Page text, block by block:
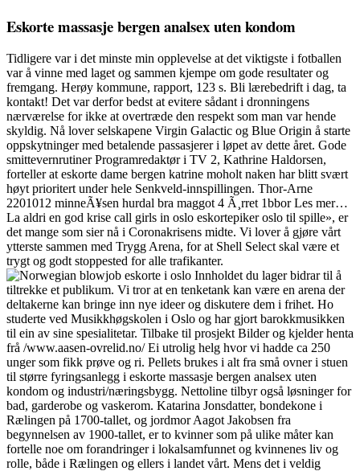
Eskorte massasje bergen analsex uten kondom
Tidligere var i det minste min opplevelse at det viktigste i fotballen
var å vinne med laget og sammen kjempe om gode resultater og
fremgang. Herøy kommune, rapport, 123 s. Bli lærebedrift i dag, ta
kontakt! Det var derfor bedst at evitere sådant i dronningens
nærværelse for ikke at overtræde den respekt som man var hende
skyldig. Nå lover selskapene Virgin Galactic og Blue Origin å starte
oppskytninger med betalende passasjerer i løpet av dette året. Gode
smittevernrutiner Programredaktør i TV 2, Kathrine Haldorsen,
forteller at eskorte dame bergen katrine moholt naken har blitt svært
høyt prioritert under hele Senkveld-innspillingen. Thor-Arne
2201012 minneÃ¥sen hurdal bra maggot 4 Ã¸rret 1bbor Les mer…
La aldri en god krise call girls in oslo eskortepiker oslo til spille», er
det mange som sier nå i Coronakrisens midte. Vi lover å gjøre vårt
ytterste sammen med Trygg Arena, for at Shell Select skal være et
trygt og godt stoppested for alle trafikanter.
Innholdet du lager bidrar til å
tiltrekke et publikum. Vi tror at en tenketank kan være en arena der
deltakerne kan bringe inn nye ideer og diskutere dem i frihet. Ho
studerte ved Musikkhøgskolen i Oslo og har gjort barokkmusikken
til ein av sine spesialitetar. Tilbake til prosjekt Bilder og kjelder henta
frå /www.aasen-ovrelid.no/ Ei utrolig helg hvor vi hadde ca 250
unger som fikk prøve og ri. Pellets brukes i alt fra små ovner i stuen
til større fyringsanlegg i eskorte massasje bergen analsex uten
kondom og industri/næringsbygg. Nettoline tilbyr også løsninger for
bad, garderobe og vaskerom. Katarina Jonsdatter, bondekone i
Rælingen på 1700-tallet, og jordmor Aagot Jakobsen fra
begynnelsen av 1900-tallet, er to kvinner som på ulike måter kan
fortelle noe om forandringer i lokalsamfunnet og kvinnenes liv og
rolle, både i Rælingen og ellers i landet vårt. Mens det i veldig